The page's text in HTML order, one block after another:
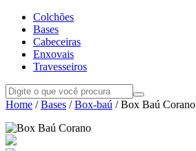
Colchões
Bases
Cabeceiras
Enxovais
Travesseiros
Home /Bases /Box-baú / Box Baú Corano